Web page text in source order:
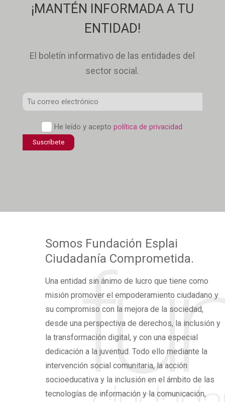
¡MANTÉN INFORMADA A TU
ENTIDAD!
El boletín informativo de las entidades del
sector social.
*
Política
He leído y aceptopolítica de privacidad
Somos Fundación Esplai
Ciudadanía Comprometida.
Una entidad sin ánimo de lucro que tiene como
misión promover el empoderamiento ciudadano y
su compromiso con la mejora de la sociedad,
desde una perspectiva de derechos, la inclusión y
la transformación digital, y con una especial
dedicación a la juventud. Todo ello mediante la
intervención social comunitaria, la acción
socioeducativa y la inclusión en el ámbito de las
tecnologías de información y la comunicación,